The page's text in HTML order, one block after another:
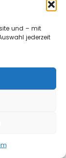
und – mit
jederzeit